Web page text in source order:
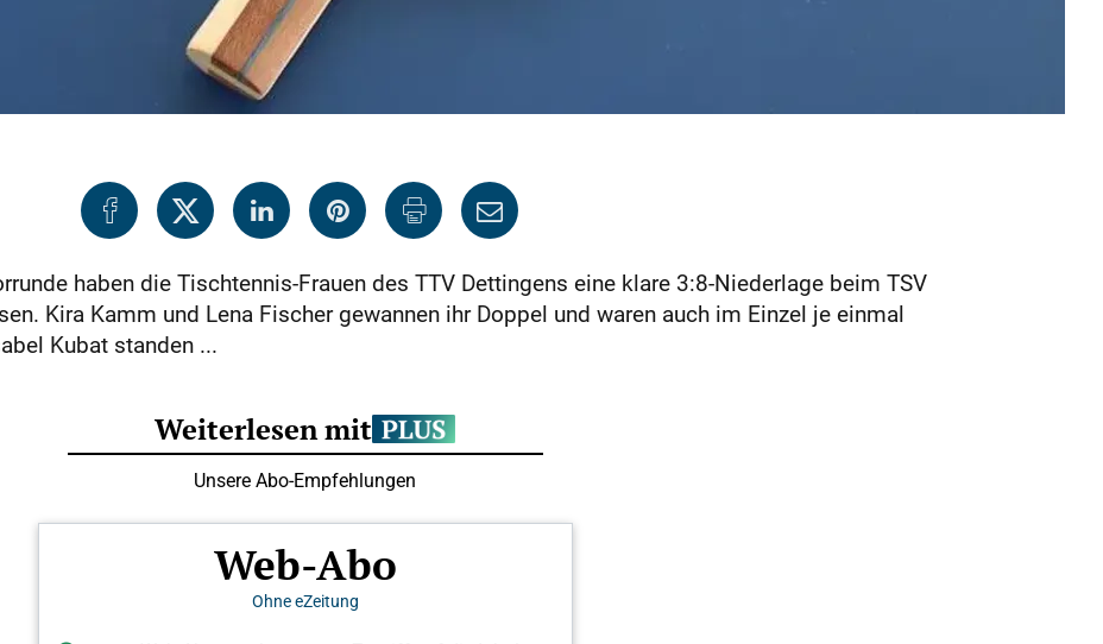
haben die Tischtennis-Frauen des TTV Dettingens eine klare 3:8-Niederlage beim TSV
Kira Kamm und Lena Fischer gewannen ihr Doppel und waren auch im Einzel je einmal
Kubat standen ...